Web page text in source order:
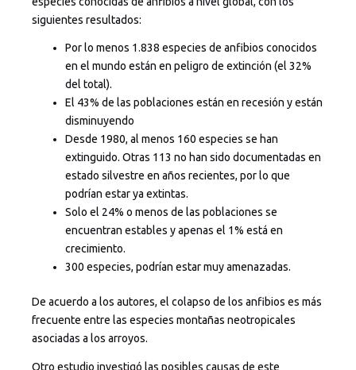
siguientes resultados:
Por lo menos 1.838 especies de anfibios conocidos
en el mundo están en peligro de extinción (el 32%
del total).
El 43% de las poblaciones están en recesión y están
disminuyendo
Desde 1980, al menos 160 especies se han
extinguido. Otras 113 no han sido documentadas en
estado silvestre en años recientes, por lo que
podrían estar ya extintas.
Solo el 24% o menos de las poblaciones se
encuentran estables y apenas el 1% está en
crecimiento.
300 especies, podrían estar muy amenazadas.
De acuerdo a los autores, el colapso de los anfibios es más
frecuente entre las especies montañas neotropicales
asociadas a los arroyos.
Otro estudio investigó las posibles causas de este